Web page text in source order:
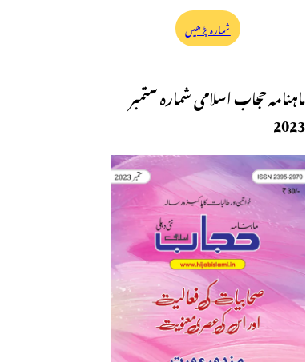
شمارہ پڑھیں
ماہنامہ حجاب اسلامی شمارہ ستمبر
2023